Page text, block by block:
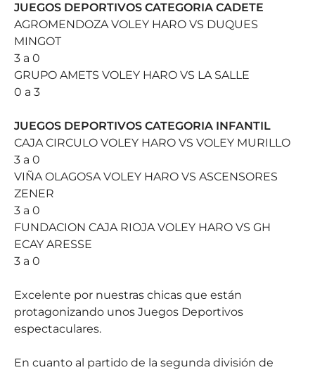
JUEGOS DEPORTIVOS CATEGORIA CADETE
AGROMENDOZA VOLEY HARO VS DUQUES
MINGOT
3 a 0
GRUPO AMETS VOLEY HARO VS LA SALLE
0 a 3
JUEGOS DEPORTIVOS CATEGORIA INFANTIL
CAJA CIRCULO VOLEY HARO VS VOLEY MURILLO
3 a 0
VIÑA OLAGOSA VOLEY HARO VS ASCENSORES
ZENER
3 a 0
FUNDACION CAJA RIOJA VOLEY HARO VS GH
ECAY ARESSE
3 a 0
Excelente por nuestras chicas que están
protagonizando unos Juegos Deportivos
espectaculares.
En cuanto al partido de la segunda división de